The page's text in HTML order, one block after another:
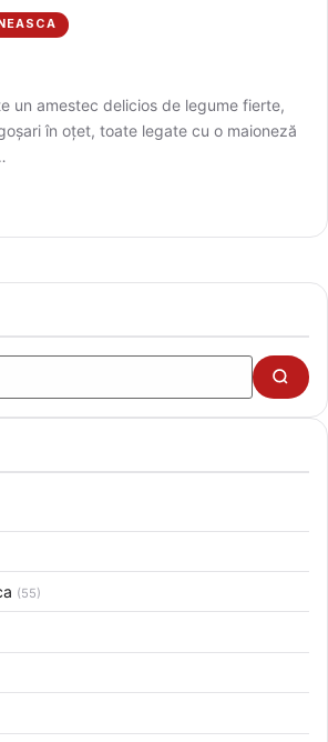
CAUTA
un amestec delicios de legume fierte,
în oțet, toate legate cu o maioneză
Cauta
(55)